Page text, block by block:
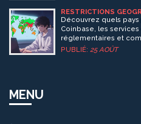
RESTRICTIONS
PAYS EN 2025 : GUIDE
Découvrez quels
Coinbase, les
réglementaires et
géographiques en
PUBLIÉ: 25 AOÛT
MENU